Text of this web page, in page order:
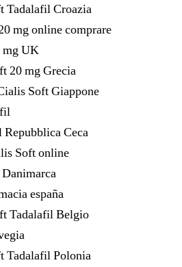
Tadalafil Croazia
mg online comprare
mg UK
20 mg Grecia
Soft Giappone
Ceca
Soft online
españa
Tadalafil Belgio
Tadalafil Polonia